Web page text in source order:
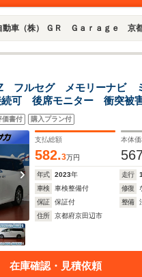
動車（株） ＧＲ Ｇａｒａｇｅ 京
フルセグ メモリーナビ
続可 後席モニター 衝突被
動スライド LEDヘッドラ
シート
価書付 購入プラン付
支払総額
582.3万円
本体
年式 2023年 走行
車検
車検整備付 修復
保証
保証付 整備
住所
京都府京田辺市
在庫確認・見積依頼